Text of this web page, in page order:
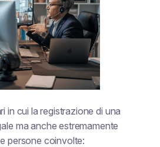
in cui la registrazione di una
ma anche estremamente
persone coinvolte: